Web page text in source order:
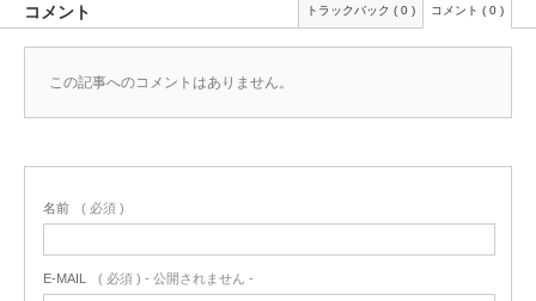
コメント トラックバック ( 0 ) コメント ( 0 )
この記事へのコメントはありません。
名前 ( 必須 )
E-MAIL ( 必須 ) - 公開されません -